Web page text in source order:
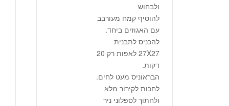
ולבחוש
להוסיף קמח מעורבב
עם האגוזים ביחד.
להכניס לתבנית
27X27 לאפות רק 20
דקות.
הבראוניס מעט לחים.
לחכות לקירור מלא
ולחתוך לספלוני ניר